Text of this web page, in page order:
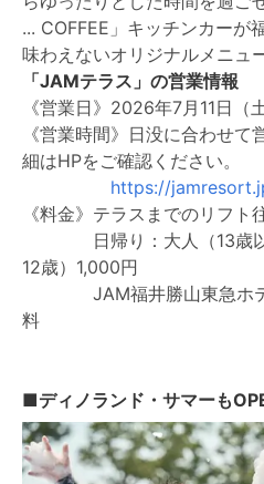
... COFFEE」キッチンカーが
味わえないオリジナルメニュ
「JAMテラス」の営業情報
《営業日》2026年7月11日（
《営業時間》日没に合わせ
細はHPをご確認ください。
https://
《料金》テラスまでのリフト
日帰り：大人（13歳以
12歳）1,000円
JAM福井勝山東急ホテ
料
■ディノランド・サマーも